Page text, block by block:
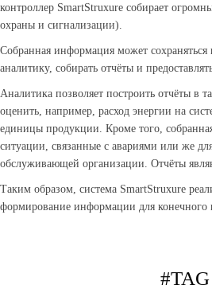
контроллер SmartStruxure собирает
охраны и сигнализации).
Собранная информация может сохраняться
аналитику, собирать отчёты и
Аналитика позволяет построить отчёты в
оценить, например, расход энергии на
единицы продукции. Кроме того,
ситуации, связанные с авариями или же
обслуживающей организации. Отчёты
Таким образом, система SmartStruxure
формирование информации для конечного
#TAG